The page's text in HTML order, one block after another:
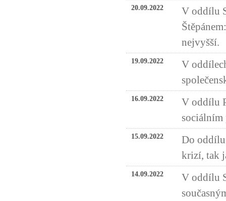
20.09.2022
V oddílu
nejvyšší.
19.09.2022
V
16.09.2022
V oddílu
sociálním
15.09.2022
Do
krizí, tak
14.09.2022
V oddílu